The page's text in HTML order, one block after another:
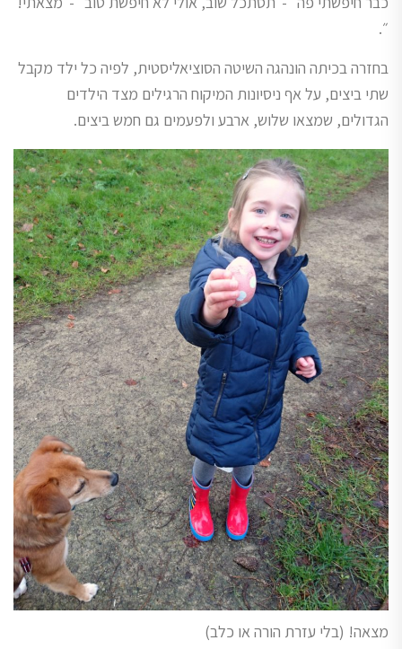
״.
בחזרה בכיתה הונהגה השיטה הסוציאליסטית, לפיה כל ילד מקבל
שתי ביצים, על אף ניסיונות המיקוח הרגילים מצד הילדים
הגדולים, שמצאו שלוש, ארבע ולפעמים גם חמש ביצים.
מצאה! (בלי עזרת הורה או כלב)